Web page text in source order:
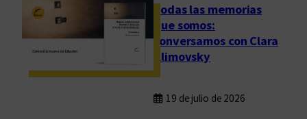
Todas las memorias
que somos:
conversamos con Clara
Klimovsky
19 de julio de 2026